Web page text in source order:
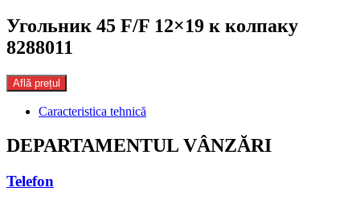
Угольник 45 F/F 12×19 к колпаку
8288011
Află prețul
Caracteristica tehnică
DEPARTAMENTUL VÂNZĂRI
Telefon